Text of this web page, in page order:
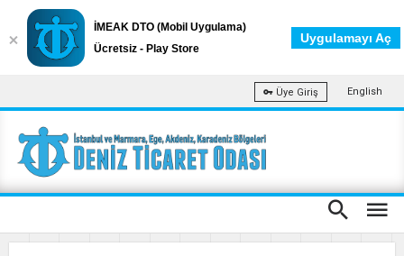
Üye Giriş English
İMEAK DTO (Mobil Uygulama)
Ücretsiz - Play Store
Uygulamayı Aç